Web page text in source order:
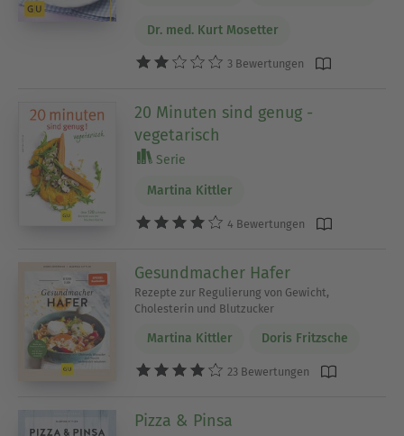
Dr. med. Kurt Mosetter
3 Bewertungen
20 Minuten sind genug -
vegetarisch
Serie
Martina Kittler
4 Bewertungen
Gesundmacher Hafer
Rezepte zur Regulierung von Gewicht,
Cholesterin und Blutzucker
Martina Kittler Doris Fritzsche
23 Bewertungen
Pizza & Pinsa